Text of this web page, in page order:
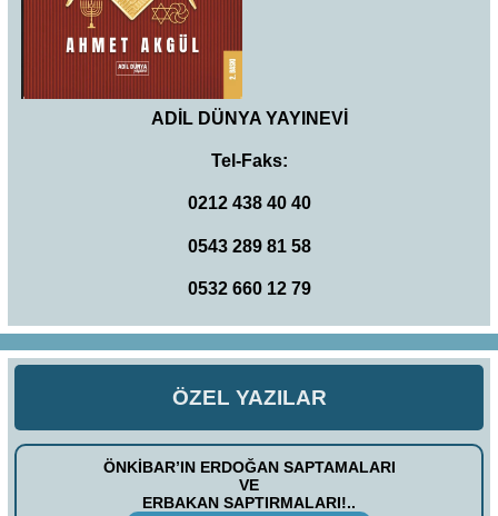
ADİL DÜNYA YAYINEVİ
Tel-Faks:
0212 438 40 40
0543 289 81 58
0532 660 12 79
ÖZEL YAZILAR
ÖNKİBAR’IN ERDOĞAN SAPTAMALARI
VE
ERBAKAN SAPTIRMALARI!..